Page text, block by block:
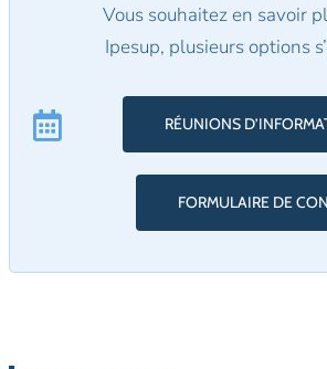
Vous souhaitez en savoir
Ipesup, plusieurs options
RÉUNIONS
FORMULAIRE DE